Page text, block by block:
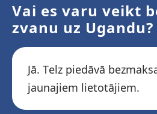
Vai es varu veikt
zvanu uz Ugandu?
Jā. Telz piedāvā
jaunajiem lietotājiem.